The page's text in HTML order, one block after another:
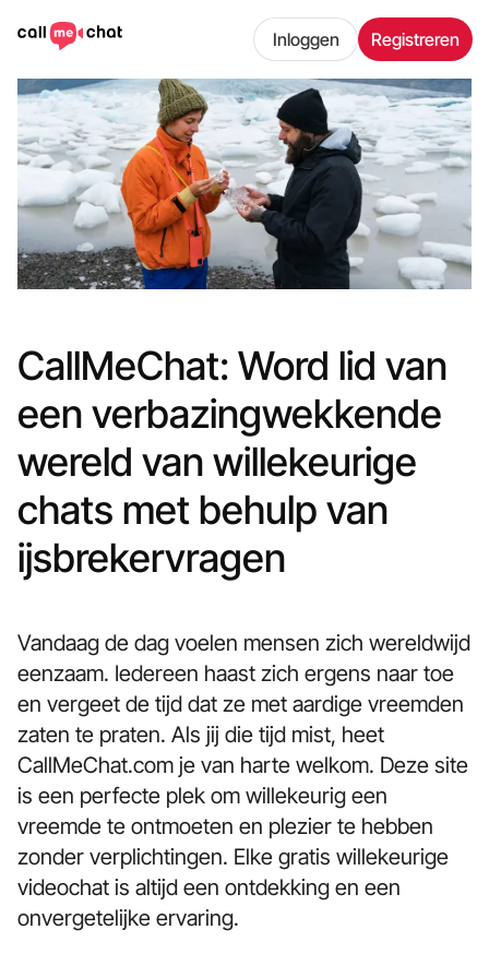
Inloggen Registreren
CallMeChat: Word lid van
een verbazingwekkende
wereld van willekeurige
chats met behulp van
ijsbrekervragen
Vandaag de dag voelen mensen zich wereldwijd
eenzaam. Iedereen haast zich ergens naar toe
en vergeet de tijd dat ze met aardige vreemden
zaten te praten. Als jij die tijd mist, heet
CallMeChat.com je van harte welkom. Deze site
is een perfecte plek om willekeurig een
vreemde te ontmoeten en plezier te hebben
zonder verplichtingen. Elke gratis willekeurige
videochat is altijd een ontdekking en een
onvergetelijke ervaring.